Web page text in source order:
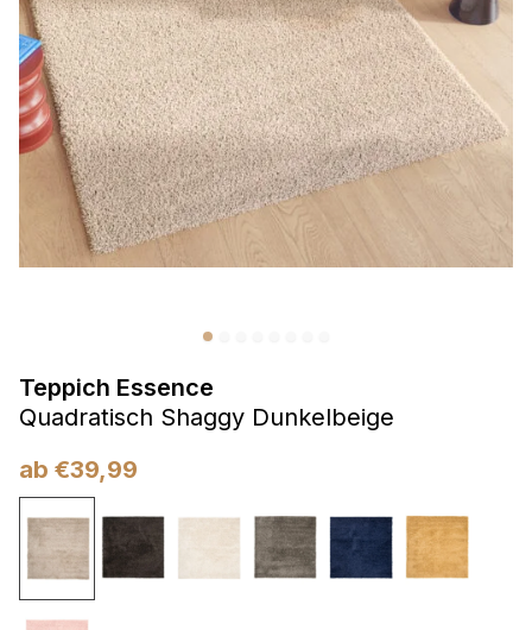
Teppich Essence
Quadratisch Shaggy Dunkelbeige
ab €39,99
Präferenzen
Präferenz-Cookies ermöglichen es einer Website,
Informationen zu speichern, die die Art und Weise ändern,
wie die Website aussieht oder funktioniert, wie zum Beispiel
Ihre bevorzugte Sprache oder die Region, in der Sie sich
befinden.
Statistik
Marketing
Marketing-Cookies werden verwendet, um Benutzer über
Websites hinweg zu verfolgen. Das Ziel ist es, Anzeigen
anzuzeigen, die für den einzelnen Benutzer relevant und
Werbetreibende Dritter sind.
Nicht kategorisiert.